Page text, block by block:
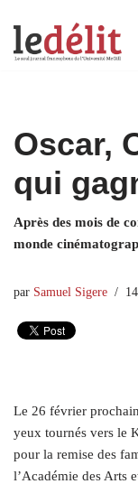
Aller
Oscar,
qui
Après des mois de
monde
par Samuel Sigere
Le 26 février
yeux tournés vers le
pour la remise des
l’Académie des Arts